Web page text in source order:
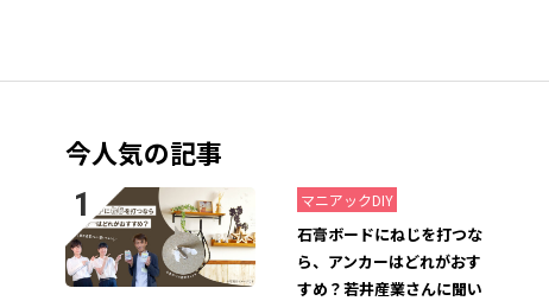
今人気の記事
2021.07.26
マニアックDIY
石膏ボードにねじを打つな
ら、アンカーはどれがおす
すめ？若井産業さんに聞い